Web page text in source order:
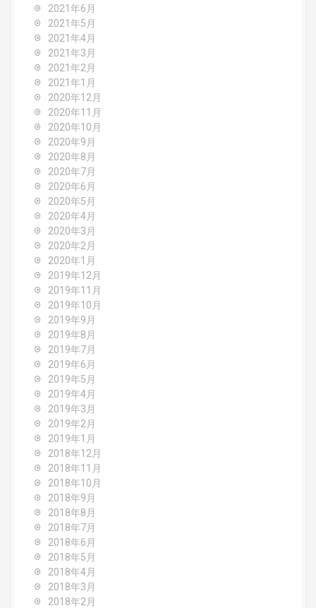
2021年6月
2021年5月
2021年4月
2021年3月
2021年2月
2021年1月
2020年12月
2020年11月
2020年10月
2020年9月
2020年8月
2020年7月
2020年6月
2020年5月
2020年4月
2020年3月
2020年2月
2020年1月
2019年12月
2019年11月
2019年10月
2019年9月
2019年8月
2019年7月
2019年6月
2019年5月
2019年4月
2019年3月
2019年2月
2019年1月
2018年12月
2018年11月
2018年10月
2018年9月
2018年8月
2018年7月
2018年6月
2018年5月
2018年4月
2018年3月
2018年2月